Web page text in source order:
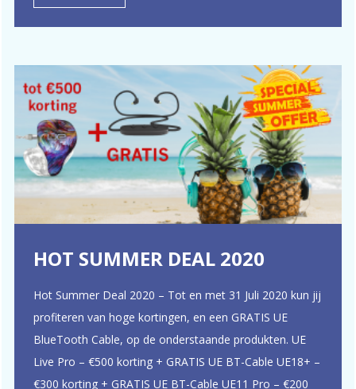
HOT SUMMER DEAL 2020
Hot Summer Deal 2020 – Tot en met 31 Juli 2020 kun jij
profiteren van hoge kortingen, en een GRATIS UE
BlueTooth Cable, op de onderstaande produkten. UE
Live Pro – €500 korting + GRATIS UE BT-Cable UE18+ –
€300 korting + GRATIS UE BT-Cable UE11 Pro – €200